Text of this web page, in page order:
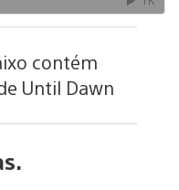
contém
Until Dawn